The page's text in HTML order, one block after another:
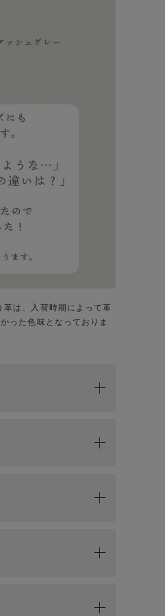
は、入荷時期によって革
った色味となっておりま